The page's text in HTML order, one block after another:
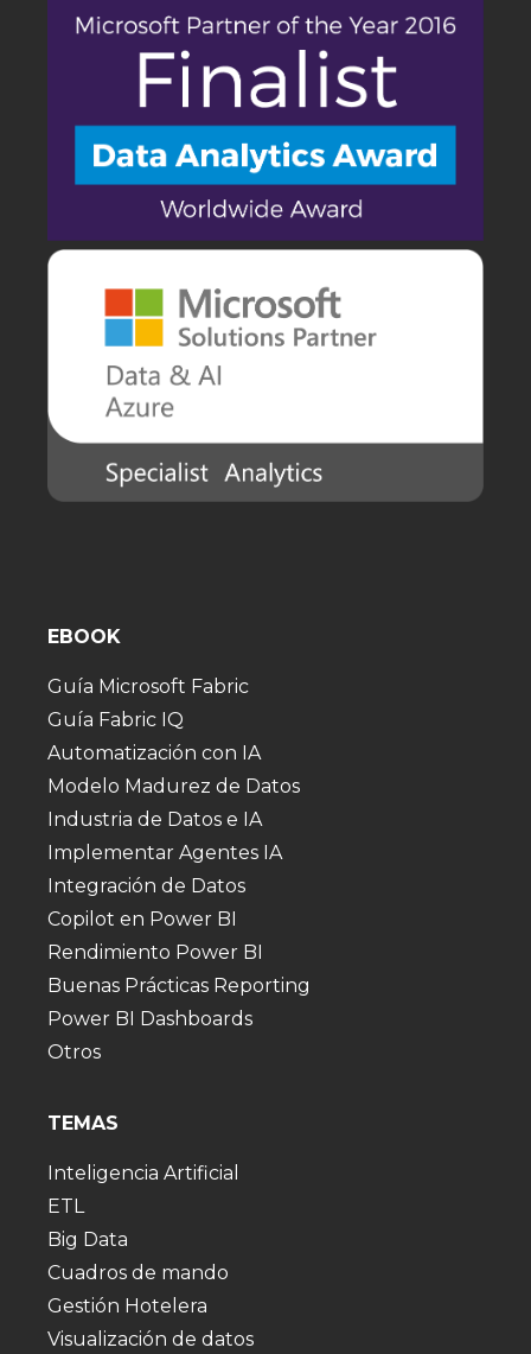
EBOOK
Guía Microsoft Fabric
Guía Fabric IQ
Automatización con IA
Modelo Madurez de Datos
Industria de Datos e IA
Implementar Agentes IA
Integración de Datos
Copilot en Power BI
Rendimiento Power BI
Buenas Prácticas Reporting
Power BI Dashboards
Otros
TEMAS
Inteligencia Artificial
ETL
Big Data
Cuadros de mando
Gestión Hotelera
Visualización de datos